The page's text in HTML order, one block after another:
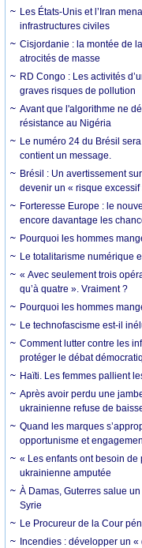
Les États-Unis et l’Iran
infrastructures civiles
Cisjordanie : la montée de
atrocités de masse
RD Congo : Les activités
graves risques de pollution
Avant que l'algorithme ne
résistance au Nigéria
Le numéro 24 du Brésil
contient un message.
Brésil : Un avertissement
devenir un « risque
Forteresse Europe : le
encore davantage les
Pourquoi les hommes
Le totalitarisme numérique
« Avec seulement trois
qu’à quatre ». Vraiment ?
Pourquoi les hommes
Le technofascisme est-il
Comment lutter contre les
protéger le débat
Haïti. Les femmes pallient
Après avoir perdu une
ukrainienne refuse de
Quand les marques
opportunisme et
« Les enfants ont besoin de
ukrainienne amputée
À Damas, Guterres salue
Syrie
Le Procureur de la Cour
Incendies : développer un